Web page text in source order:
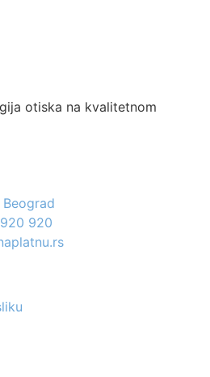
otiska na kvalitetnom
920